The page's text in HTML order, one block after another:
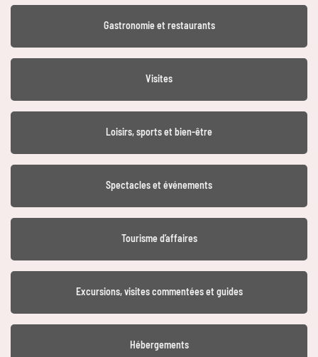
Gastronomie et restaurants
Visites
Loisirs, sports et bien-être
Spectacles et événements
Tourisme d’affaires
Excursions, visites commentées et guides
Hébergements